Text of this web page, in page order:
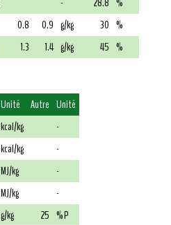
0.8 0.9 g/kg 30 %
1.3 1.4 g/kg 45 %
Unité Autre Unité
kcal/kg
-
kcal/kg
-
MJ/kg
-
MJ/kg
-
g/kg 25 % P